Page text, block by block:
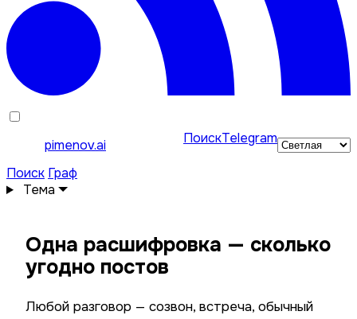
pimenov.ai ПоискTelegram
Поиск Граф
Тема
Одна расшифровка — сколько
угодно постов
Любой разговор — созвон, встреча, обычный